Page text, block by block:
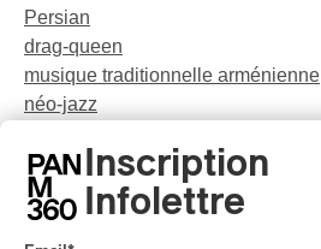
Persian
drag-queen
musique traditionnelle arménienne
néo-jazz
théâtre musical
pop
Inscription
Infolettre